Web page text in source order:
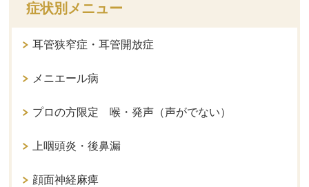
症状別メニュー
耳管狭窄症・耳管開放症
メニエール病
プロの方限定 喉・発声（声がでない）
上咽頭炎・後鼻漏
顔面神経麻痺